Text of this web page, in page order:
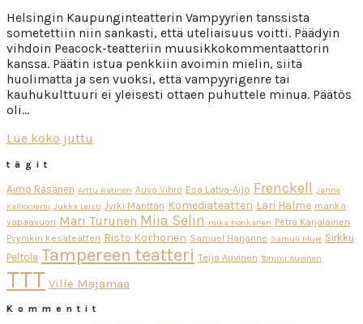
Helsingin Kaupunginteatterin Vampyyrien tanssista
sometettiin niin sankasti, että uteliaisuus voitti. Päädyin
vihdoin Peacock-teatteriin muusikkokommentaattorin
kanssa. Päätin istua penkkiin avoimin mielin, siitä
huolimatta ja sen vuoksi, että vampyyrigenre tai
kauhukulttuuri ei yleisesti ottaen puhuttele minua. Päätös
oli…
Lue koko juttu
tägit
Aimo Räsänen Arttu Ratinen Auvo Vihro Esa Latva-Äijö Frenckell
Janne
Kallioniemi Jukka Leisti Jyrki Mänttäri Komediateatteri Lari Halme marika
vapaavuori Mari Turunen Miia Selin mika honkanen Petra Karjalainen
Pyynikin kesäteatteri Risto Korhonen Samuel Harjanne Samuli Muje Sirkku
Peltola Tampereen teatteri Teija Auvinen Tommi Auvinen
TTT Ville Majamaa
Kommentit